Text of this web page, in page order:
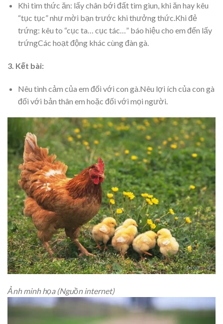
Khi tìm thức ăn: lấy chân bới đất tìm giun, khi ăn hay kêu
“tục tục” như mời bạn trước khi thưởng thức.Khi đẻ
trứng: kêu to “cục ta… cục tác…” báo hiệu cho em đến lấy
trứngCác hoạt động khác cùng đàn gà.
3. Kết bài:
Nêu tình cảm của em đối với con gà.Nêu lợi ích của con gà
đối với bản thân em hoặc đối với mọi người.
Ảnh minh họa (Nguồn internet)